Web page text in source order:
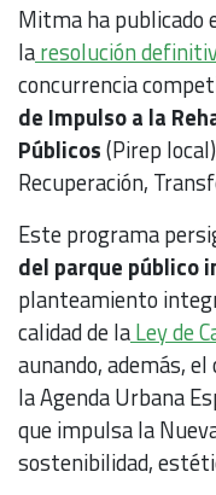
Mitma ha publicado
laresolución
concurrencia
de Impulso a la
Públicos(Pirep
Recuperación,
Este programa
del parque público
planteamiento
calidad de laLey de
aunando, además,
la Agenda Urbana
que impulsa la
sostenibilidad,